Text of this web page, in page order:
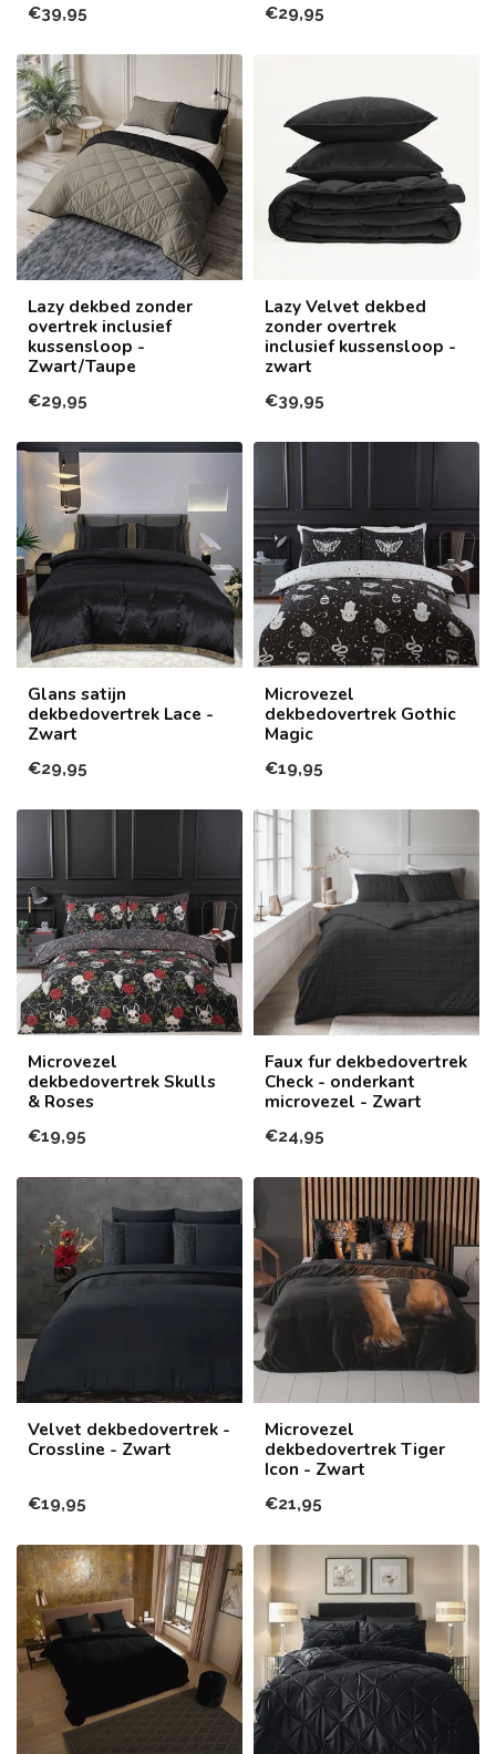
€39,95 €29,95
Lazy dekbed zonder
overtrek inclusief
kussensloop -
Zwart/Taupe
€29,95
Lazy Velvet dekbed
zonder overtrek
inclusief kussensloop -
zwart
€39,95
Glans satijn
dekbedovertrek Lace -
Zwart
€29,95
Microvezel
dekbedovertrek Gothic
Magic
€19,95
Microvezel
dekbedovertrek Skulls
& Roses
€19,95
Faux fur dekbedovertrek
Check - onderkant
microvezel - Zwart
€24,95
Velvet dekbedovertrek -
Crossline - Zwart
€19,95
Microvezel
dekbedovertrek Tiger
Icon - Zwart
€21,95